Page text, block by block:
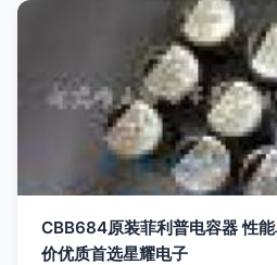
CBB684原装菲利普电容器 性
价优质首选星耀电子